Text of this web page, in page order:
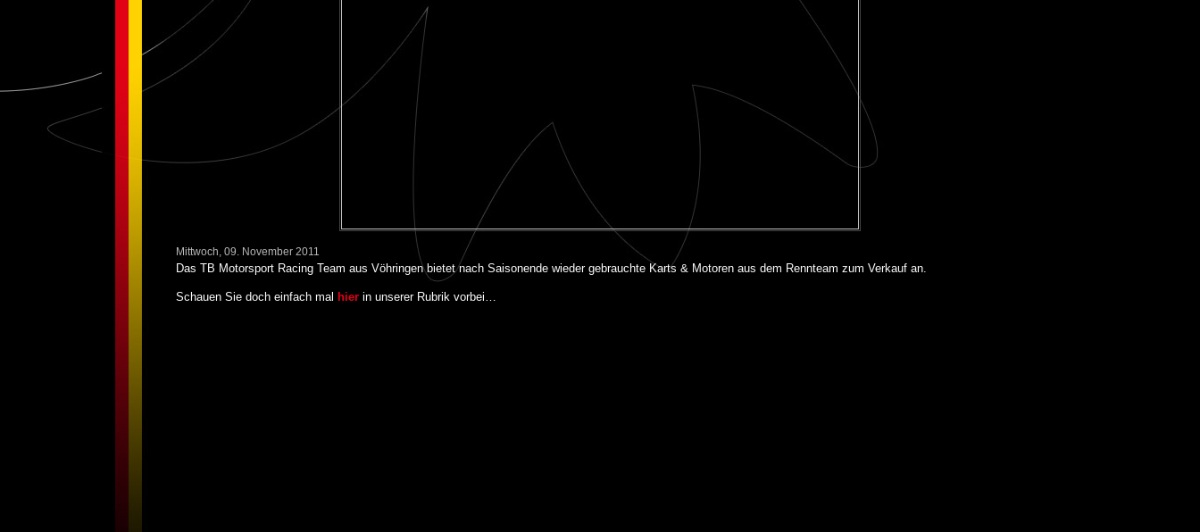
Mittwoch, 09. November 2011
Das TB Motorsport Racing Team aus Vöhringen bietet nach Saisonende wieder gebrauchte Karts & Motoren aus dem Rennteam zum Verkauf an.
Schauen Sie doch einfach mal hier in unserer Rubrik vorbei…